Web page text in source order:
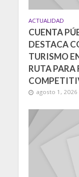
ACTUALIDAD
CUENTA
DESTACA
TURISMO
RUTA PARA
agosto 1, 2026